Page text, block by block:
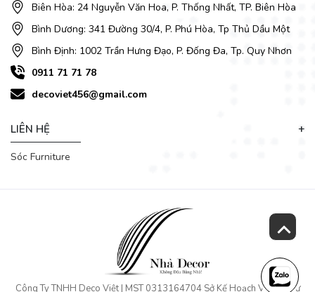
Biên Hòa: 24 Nguyễn Văn Hoa, P. Thống Nhất, TP. Biên Hòa
Bình Dương: 341 Đường 30/4, P. Phú Hòa, Tp Thủ Dầu Một
Bình Định: 1002 Trần Hưng Đạo, P. Đống Đa, Tp. Quy Nhơn
0911 71 71 78
decoviet456@gmail.com
LIÊN HỆ
Sóc Furniture
Công Ty TNHH Deco Việt | MST 0313164704 Sở Kế Hoạch Và Đầu Tư